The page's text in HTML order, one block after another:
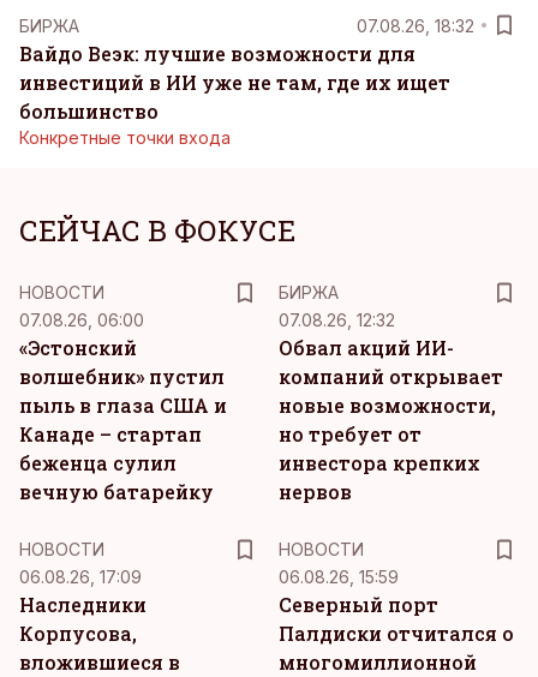
БИРЖА 07.08.26, 18:32
Вайдо Веэк: лучшие возможности для
инвестиций в ИИ уже не там, где их ищет
большинство
Конкретные точки входа
СЕЙЧАС В ФОКУСЕ
НОВОСТИ
07.08.26, 06:00
«Эстонский
волшебник» пустил
пыль в глаза США и
Канаде – стартап
беженца сулил
вечную батарейку
БИРЖА
07.08.26, 12:32
Обвал акций ИИ-
компаний открывает
новые возможности,
но требует от
инвестора крепких
нервов
НОВОСТИ
06.08.26, 17:09
Наследники
Корпусова,
вложившиеся в
НОВОСТИ
06.08.26, 15:59
Северный порт
Палдиски отчитался о
многомиллионной